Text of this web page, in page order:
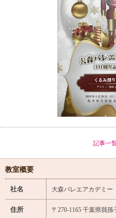
記事一
教室概要
社名 大森バレエアカデミー
住所 〒270-1165 千葉県我